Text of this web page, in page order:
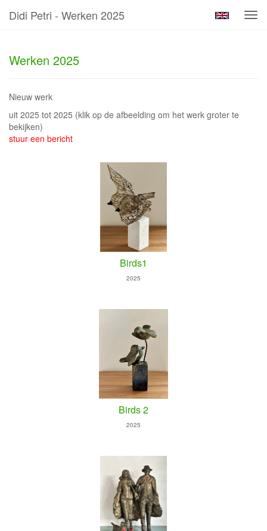
Didi Petri - Werken 2025
Werken 2025
Nieuw werk
uit 2025 tot 2025 (klik op de afbeelding om het werk groter te
bekijken)
stuur een bericht
Birds1
2025
Birds 2
2025